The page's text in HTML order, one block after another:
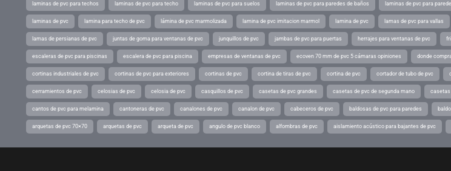
laminas de pvc para techos laminas de pvc para techo laminas de pvc para suelos laminas de pvc para paredes de baños laminas de pvc para
laminas de pvc lamina para techo de pvc lámina de pvc marmolizada lamina de pvc imitacion marmol lamina de pvc lamas de pvc para vallas
lamas de persianas de pvc juntas de goma para ventanas de pvc junquillos de pvc jambas de pvc para puertas herrajes para ventanas de pvc
escaleras de pvc para piscinas escalera de pvc para piscina empresas de ventanas de pvc ecoven 70 mm de pvc 5 cámaras opiniones donde
cortinas industriales de pvc cortinas de pvc para exteriores cortinas de pvc cortina de tiras de pvc cortina de pvc cortador de tubo de pvc
cerramientos de pvc celosias de pvc celosia de pvc casquillos de pvc casetas de pvc grandes casetas de pvc de segunda mano casetas
cantos de pvc para melamina cantoneras de pvc canalones de pvc canalon de pvc cabeceros de pvc baldosas de pvc para paredes
arquetas de pvc 70×70 arquetas de pvc arqueta de pvc angulo de pvc blanco alfombras de pvc aislamiento acústico para bajantes de pvc